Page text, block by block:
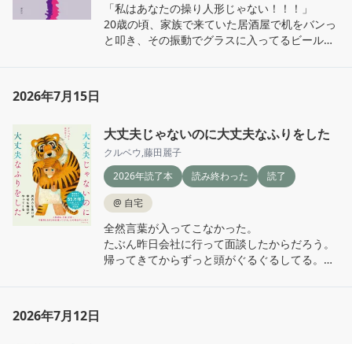
「私はあなたの操り人形じゃない！！！」
20歳の頃、家族で来ていた居酒屋で机をバンっ
と叩き、その振動でグラスに入ってるビールを
この本を読んでいる間、母娘のやり取りの描写
があるけど、その母の言葉は全て私の実の母の
声で再生されていた。それくらいところどころ
似てる。
当時のことがフラッシュバックしてかなりつら
かったな。
家出をしたのは1回。その後家に戻るしかな
2026年7月15日
大丈夫じゃないのに大丈夫なふりをした
クルベウ,藤田麗子
2026年読了本
読み終わった
読了
@ 自宅
全然言葉が入ってこなかった。
たぶん昨日会社に行って面談したからだろう。
帰ってきてからずっと頭がぐるぐるしてる。
2026年7月12日